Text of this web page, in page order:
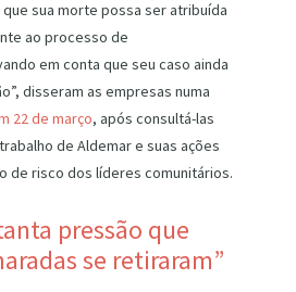
sua morte possa ser atribuída
ao processo de
em conta que seu caso ainda
disseram as empresas numa
22 de março, após consultá-las
de Aldemar e suas ações
de risco dos líderes comunitários.
pressão que
se retiraram”